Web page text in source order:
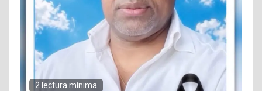
2 lectura mínima